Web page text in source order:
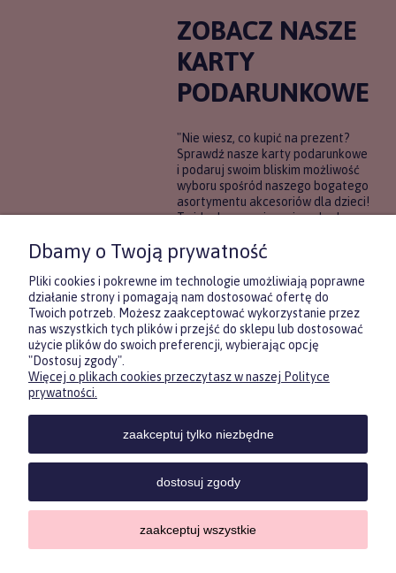
ZOBACZ NASZE
KARTY
PODARUNKOWE
"Nie wiesz, co kupić na prezent?
Sprawdź nasze karty podarunkowe
i podaruj swoim bliskim możliwość
wyboru spośród naszego bogatego
asortymentu akcesoriów dla dzieci!
To idealne rozwiązanie, gdy chcesz
pewności, co będzie najbardziej
trafione.
DOWIEDZ SIĘ WIĘCEJ
KONTAKTPOMOC MOJE
Sklep internetowy Shoper.pl
Zasubskrybuj nasz newsletter
i otrzymaj5% rabatu na pierwszyzakup.
Twój email
Dbamy o Twoją prywatność
Pliki cookies i pokrewne im technologie umożliwiają poprawne
działanie strony i pomagają nam dostosować ofertę do
Twoich potrzeb. Możesz zaakceptować wykorzystanie przez
nas wszystkich tych plików i przejść do sklepu lub dostosować
użycie plików do swoich preferencji, wybierając opcję
"Dostosuj zgody".
Więcej o plikach cookies przeczytasz w naszej Polityce
prywatności.
zaakceptuj tylko niezbędne
dostosuj zgody
zaakceptuj wszystkie